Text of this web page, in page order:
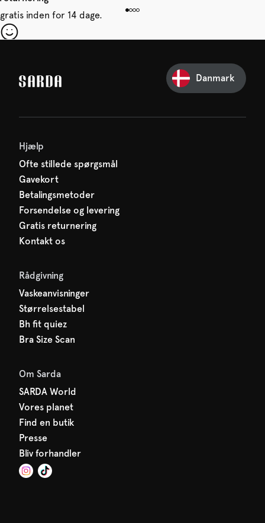
inden for 14 dage.
allerede på dig!
Danmark
Hjælp
Ofte stillede spørgsmål
Gavekort
Betalingsmetoder
Forsendelse og levering
Gratis returnering
Kontakt os
Rådgivning
Vaskeanvisninger
Størrelsestabel
Bh fit quiez
Bra Size Scan
Om Sarda
SARDA World
Vores planet
Find en butik
Presse
Bliv forhandler